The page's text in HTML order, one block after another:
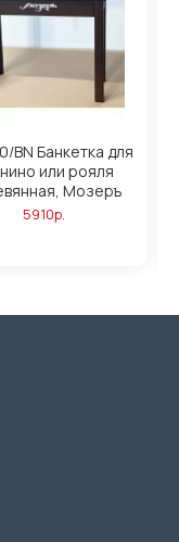
BN Банкетка для
или рояля
Мозеръ
5910р.